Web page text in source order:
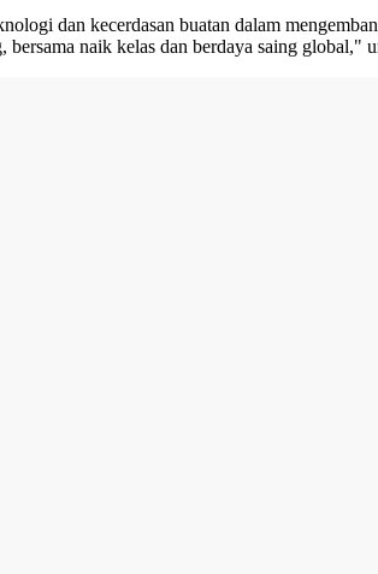
dan kecerdasan buatan dalam
naik kelas dan berdaya saing